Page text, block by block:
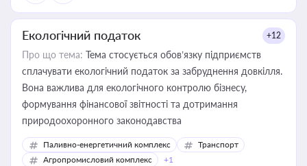
Екологічний податок +12
Про що тема: Тема стосується обов’язку підприємств
сплачувати екологічний податок за забруднення довкілля.
Вона важлива для екологічного контролю бізнесу,
формування фінансової звітності та дотримання
природоохоронного законодавства
Паливно-енергетичний комплекс
Транспорт
Агропромисловий комплекс
+1